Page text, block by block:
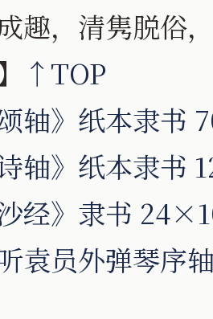
趣，清隽脱俗
↑TOP
颂轴》纸本隶
诗轴》纸本隶
沙经》隶书
袁员外弹琴